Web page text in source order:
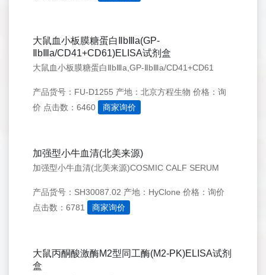
大鼠血小板膜糖蛋白ⅡbⅢa(GP-
ⅡbⅢa/CD41+CD61)ELISA试剂盒
大鼠血小板膜糖蛋白ⅡbⅢa,GP-ⅡbⅢa/CD41+CD61
产品货号：FU-D1255 产地：北京方程生物 价格：询
价 点击数：6460 商家询价
加强型小牛血清(北美来源)
加强型小牛血清(北美来源)COSMIC CALF SERUM
产品货号：SH30087.02 产地：HyClone 价格：询价
点击数：6781
商家询价
大鼠丙酮酸激酶M2型同工酶(M2-PK)ELISA试剂
盒